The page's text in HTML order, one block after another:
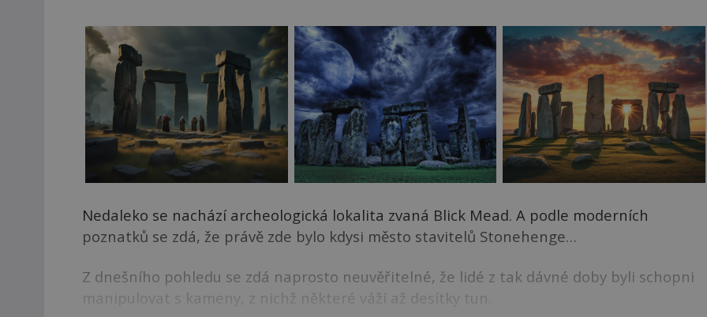
Nedaleko se nachází archeologická lokalita zvaná Blick Mead. A podle moderních
poznatků se zdá, že právě zde bylo kdysi město stavitelů Stonehenge…
Z dnešního pohledu se zdá naprosto neuvěřitelné, že lidé z tak dávné doby byli schopni
manipulovat s kameny, z nichž některé váží až desítky tun.